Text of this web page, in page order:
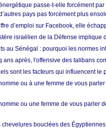
passe-t-elle forcément
pays pas forcément plus
d’emploi sur Facebook, elle
israélien de la Défense implique
au Sénégal : pourquoi les normes
ans après, l'offensive des talibans
sont les facteurs qui influencent le
ou à une femme de vous
ou une femme de vous parler
bouclées des Égyptiennes